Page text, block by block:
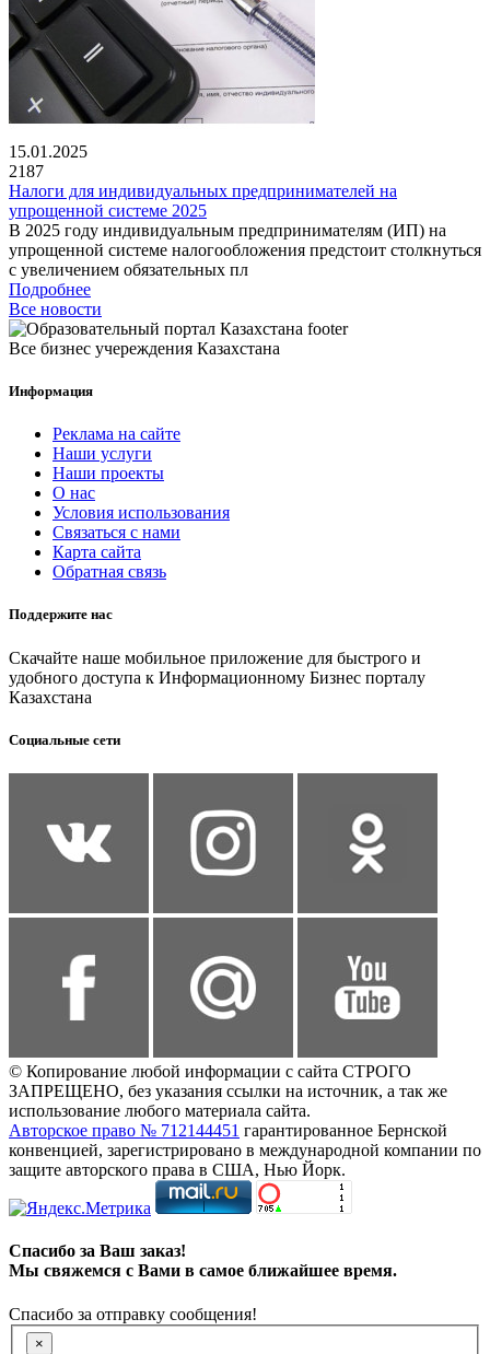
15.01.2025
2187
Налоги для индивидуальных предпринимателей на
упрощенной системе 2025
В 2025 году индивидуальным предпринимателям (ИП) на
упрощенной системе налогообложения предстоит столкнуться
с увеличением обязательных пл
Подробнее
Все новости
Все бизнес учереждения Казахстана
Информация
Реклама на сайте
Наши услуги
Наши проекты
О нас
Условия использования
Связаться с нами
Карта сайта
Обратная связь
Поддержите нас
Скачайте наше мобильное приложение для быстрого и
удобного доступа к Информационному Бизнес порталу
Казахстана
Социальные сети
© Копирование любой информации с сайта СТРОГО
ЗАПРЕЩЕНО, без указания ссылки на источник, а так же
использование любого материала сайта.
Авторское право № 712144451 гарантированное Бернской
конвенцией, зарегистрировано в международной компании по
защите авторского права в США, Нью Йорк.
Спасибо за Ваш заказ!
Мы свяжемся с Вами в самое ближайшее время.
Спасибо за отправку сообщения!
×